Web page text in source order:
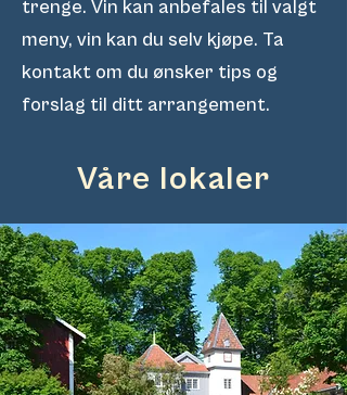
trenge. Vin kan anbefales til valgt
meny, vin kan du selv kjøpe. Ta
kontakt om du ønsker tips og
forslag til ditt arrangement.
Våre lokaler